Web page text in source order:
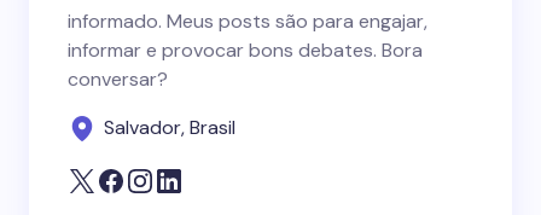
informado. Meus posts são para engajar,
informar e provocar bons debates. Bora
conversar?
Salvador, Brasil